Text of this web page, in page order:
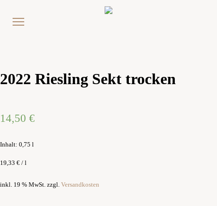
2022 Riesling Sekt trocken
14,50 €
Inhalt: 0,75 l
19,33 € / l
inkl. 19 % MwSt. zzgl. Versandkosten